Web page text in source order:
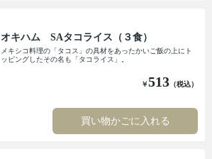
オキハム SAタコライス（３食）
メキシコ料理の「タコス」の具材をあったかいご飯の上にト
ッピングしたその名も「タコライス」。
￥513 （税込）
買い物かごに入れる